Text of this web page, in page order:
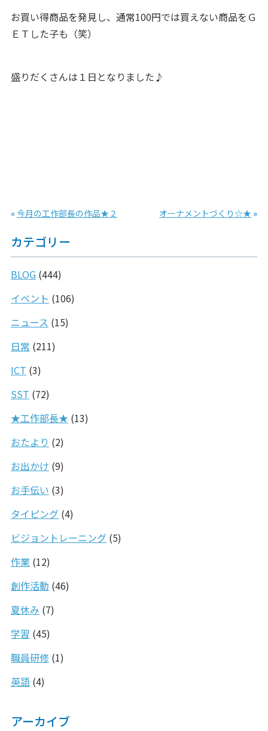
お買い得商品を発見し、通常100円では買えない商品をＧ
ＥＴした子も（笑）
盛りだくさんは１日となりました♪
« 今月の工作部長の作品★２ オーナメントづくり☆★ »
カテゴリー
BLOG(444)
イベント (106)
ニュース (15)
日常 (211)
ICT (3)
SST (72)
★工作部長★ (13)
おたより (2)
お出かけ (9)
お手伝い (3)
タイピング(4)
ビジョントレーニング(5)
作業(12)
創作活動 (46)
夏休み (7)
学習 (45)
職員研修(1)
英語(4)
アーカイブ